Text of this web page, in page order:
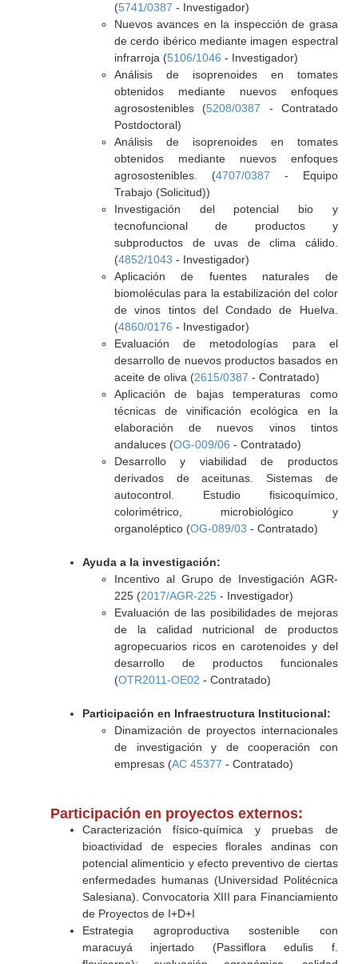
(5741/0387 - Investigador)
Nuevos avances en la inspección de grasa
de cerdo ibérico mediante imagen espectral
infrarroja (5106/1046 - Investigador)
Análisis de isoprenoides en tomates
obtenidos mediante nuevos enfoques
agrosostenibles (5208/0387 - Contratado
Postdoctoral)
Análisis de isoprenoides en tomates
obtenidos mediante nuevos enfoques
agrosostenibles. (4707/0387 - Equipo
Trabajo (Solicitud))
Investigación del potencial bio y
tecnofuncional de productos y
subproductos de uvas de clima cálido.
(4852/1043 - Investigador)
Aplicación de fuentes naturales de
biomoléculas para la estabilización del color
de vinos tintos del Condado de Huelva.
(4860/0176 - Investigador)
Evaluación de metodologías para el
desarrollo de nuevos productos basados en
aceite de oliva (2615/0387 - Contratado)
Aplicación de bajas temperaturas como
técnicas de vinificación ecológica en la
elaboración de nuevos vinos tintos
andaluces (OG-009/06 - Contratado)
Desarrollo y viabilidad de productos
derivados de aceitunas. Sistemas de
autocontrol. Estudio fisicoquímico,
colorimétrico, microbiológico y
organoléptico (OG-089/03 - Contratado)
Ayuda a la investigación:
Incentivo al Grupo de Investigación AGR-
225 (2017/AGR-225- Investigador)
Evaluación de las posibilidades de mejoras
de la calidad nutricional de productos
agropecuarios ricos en carotenoides y del
desarrollo de productos funcionales
(OTR2011-OE02 - Contratado)
Participación en Infraestructura Institucional:
Dinamización de proyectos internacionales
de investigación y de cooperación con
empresas (AC 45377 - Contratado)
Participación en proyectos externos:
Caracterización físico-química y pruebas de
bioactividad de especies florales andinas con
potencial alimenticio y efecto preventivo de ciertas
enfermedades humanas (Universidad Politécnica
Salesiana). Convocatoria XIII para Financiamiento
de Proyectos de I+D+I
Estrategia agroproductiva sostenible con
maracuyá injertado (Passiflora edulis f.